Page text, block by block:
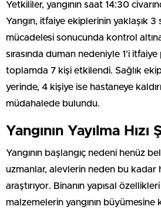
Yetkililer, yangının saat 14:30
Yangın, itfaiye ekiplerinin yaklaşık
mücadelesi sonucunda kontrol
sırasında duman nedeniyle 1’i
toplamda 7 kişi etkilendi. Sağlık
yerinde, 4 kişiye ise hastaneye
müdahalede bulundu.
Yangının Yayılma Hızı
Yangının başlangıç nedeni henüz
uzmanlar, alevlerin neden bu kadar
araştırıyor. Binanın yapısal
malzemelerin yangının büyümesine